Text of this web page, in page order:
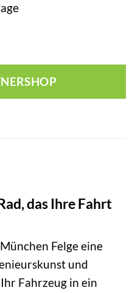
das Ihre Fahrt
München Felge eine
und
Fahrzeug in ein